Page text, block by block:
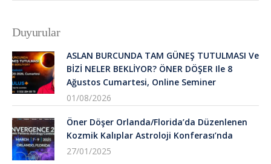
Duyurular
ASLAN BURCUNDA TAM GÜNEŞ TUTULMASI Ve
BİZİ NELER BEKLİYOR? ÖNER DÖŞER Ile 8
Ağustos Cumartesi, Online Seminer
01/08/2026
Öner Döşer Orlanda/Florida’da Düzenlenen
Kozmik Kalıplar Astroloji Konferası’nda
27/01/2025